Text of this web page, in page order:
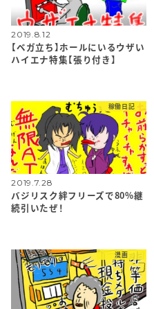
2019.8.12
【ベガ立ち】ホールにいるウザい
ハイエナ特集【張り付き】
稼働日記
2019.7.28
バジリスク絆フリーズで80%継
続引いたぜ！
漫画